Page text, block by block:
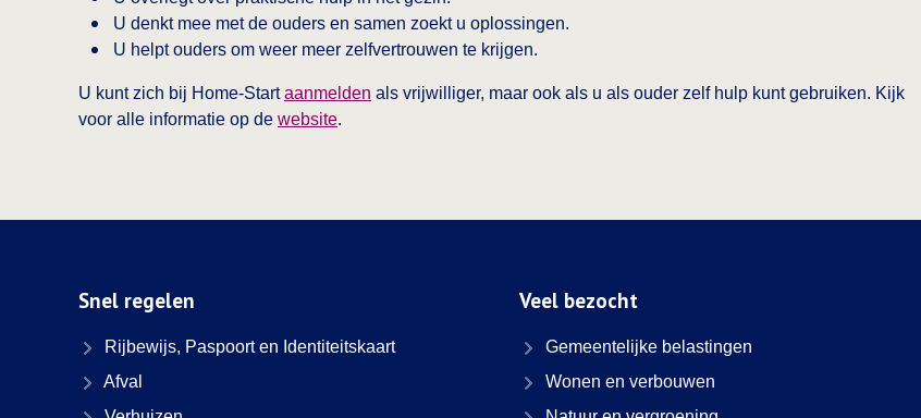
U denkt mee met de ouders en samen zoekt u oplossingen.
U helpt ouders om weer meer zelfvertrouwen te krijgen.
U kunt zich bij Home-Startaanmelden als vrijwilliger, maar ook als u als ouder zelf hulp kunt gebruiken. Kijk
voor alle informatie op de website.
Snel regelen
Rijbewijs, Paspoort en Identiteitskaart
Afval
Veel bezocht
Gemeentelijke belastingen
Wonen en verbouwen